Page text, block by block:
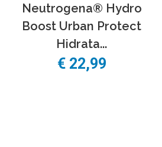
Neutrogena® Hydro
Boost Urban Protect
Hidrata...
€ 22,99